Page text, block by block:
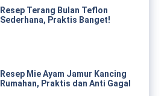
Resep Terang Bulan Teflon
Sederhana, Praktis Banget!
Resep Mie Ayam Jamur Kancing
Rumahan, Praktis dan Anti Gagal